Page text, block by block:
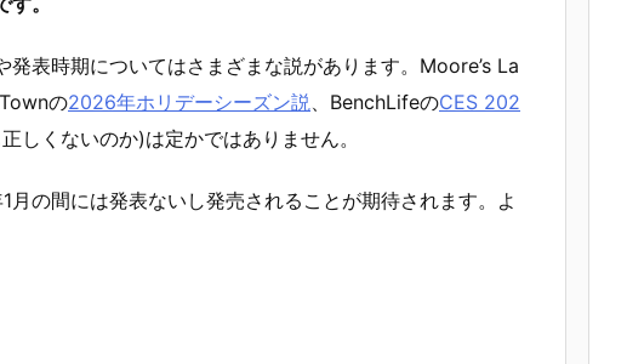
表時期についてはさまざまな説があります。Moore’s La
の2026年ホリデーシーズン説、BenchLifeのCES 202
しくないのか)は定かではありません。
の間には発表ないし発売されることが期待されます。よ